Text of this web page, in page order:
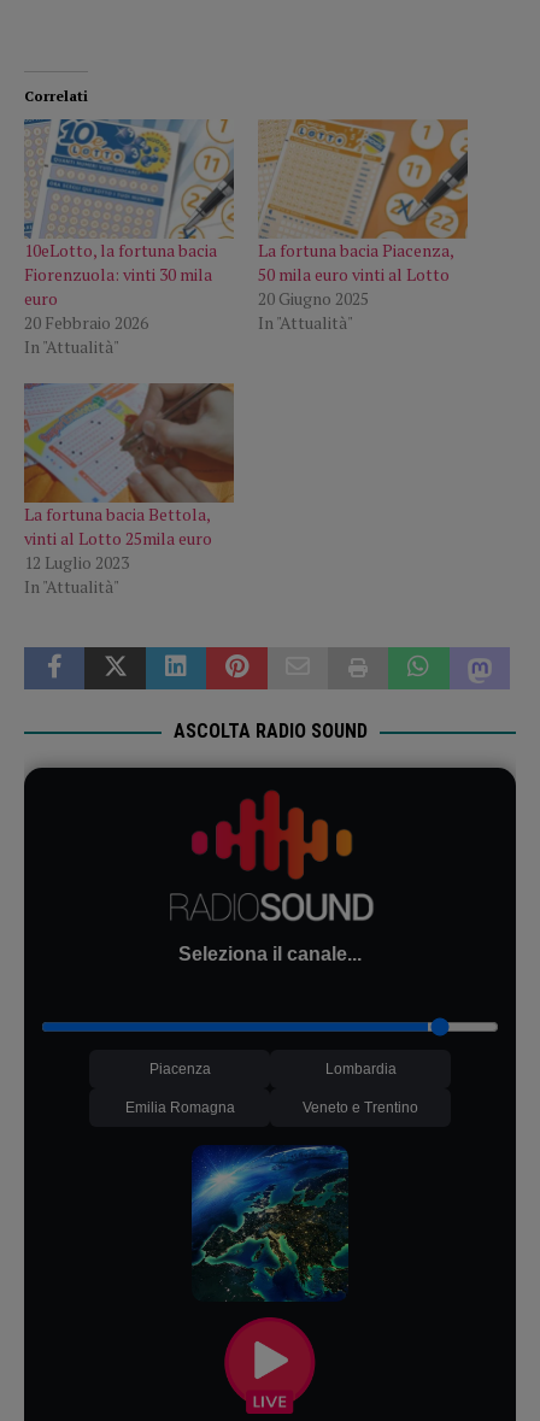
Correlati
10eLotto, la fortuna bacia
Fiorenzuola: vinti 30 mila
euro
20 Febbraio 2026
In "Attualità"
La fortuna bacia Piacenza,
50 mila euro vinti al Lotto
20 Giugno 2025
In "Attualità"
La fortuna bacia Bettola,
vinti al Lotto 25mila euro
12 Luglio 2023
In "Attualità"
ASCOLTA RADIO SOUND
Seleziona il canale...
Piacenza Lombardia
Emilia Romagna Veneto e Trentino